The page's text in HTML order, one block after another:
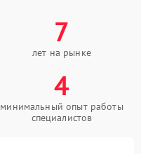
7
лет на рынке
4
минимальный опыт работы
специалистов